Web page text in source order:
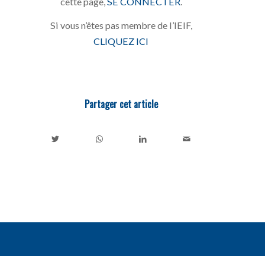
Si vous n’êtes pas membre de l’IEIF,
CLIQUEZ ICI
Partager cet article